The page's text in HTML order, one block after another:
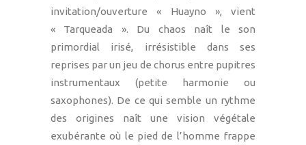
invitation/ouverture « Huayno », vient
« Tarqueada ». Du chaos naît le son
primordial irisé, irrésistible dans ses
reprises par un jeu de chorus entre pupitres
instrumentaux (petite harmonie ou
saxophones). De ce qui semble un rythme
des origines naît une vision végétale
exubérante où le pied de l’homme frappe